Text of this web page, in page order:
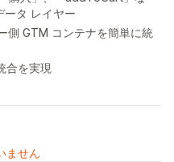
ータ レイヤー
側 GTM コンテナを簡単に統
合を実現
ません